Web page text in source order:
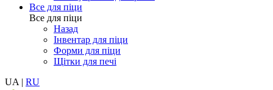
Все для піци
Все для піци
Назад
Інвентар для піци
Форми для піци
Щітки для печі
UA | RU